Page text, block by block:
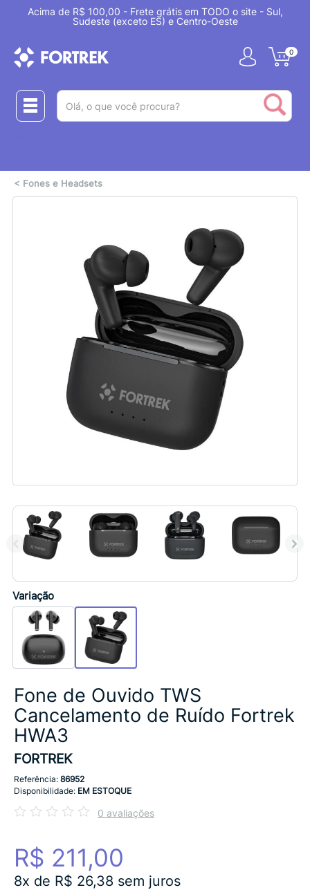
Acima de R$ 100,00 - Frete grátis em TODO o site - Sul,
Sudeste (exceto ES) e Centro-Oeste
0
< Fones e Headsets
Variação
Fone de Ouvido TWS
Cancelamento de Ruído Fortrek
HWA3
FORTREK
Referência: 86952
Disponibilidade: EM ESTOQUE
0 avaliações
R$ 211,00
8x de R$ 26,38 sem juros